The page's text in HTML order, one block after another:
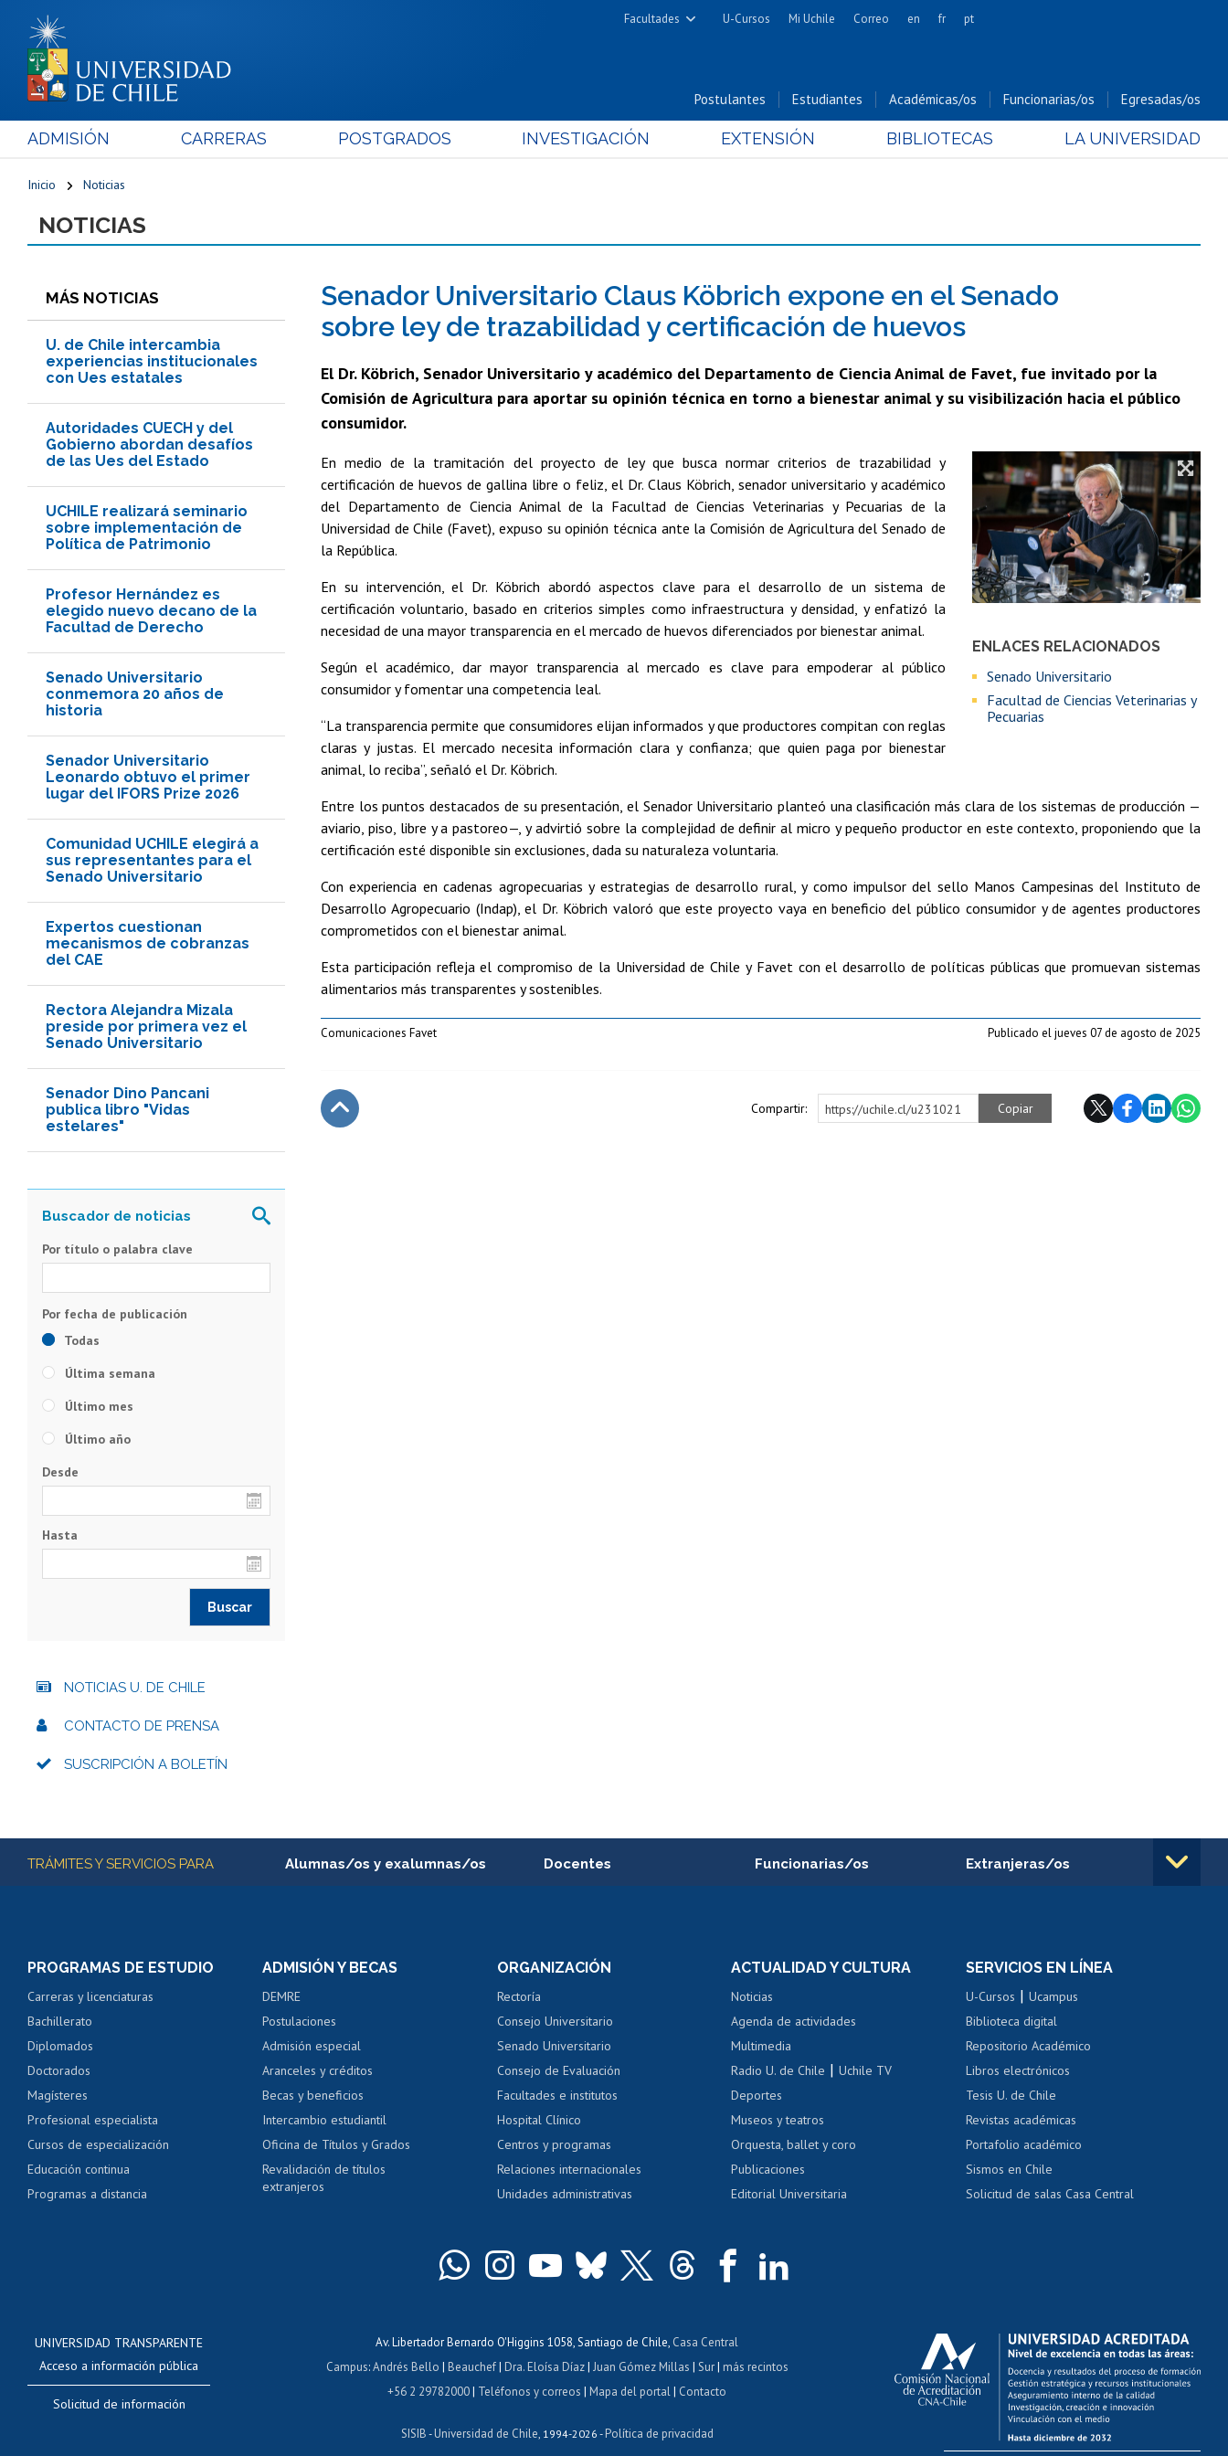
Facultades
Cs. Físicas y Matemáticas
Cs. Forestales y Conservación
Cs. Químicas y Farmacéuticas
Cs. Sociales
Estudios Avanzados en Educación
Estudios Internacionales
Nutrición y Tecnología de
U-Cursos Mi Uchile Correo en fr pt
Postulantes Estudiantes Académicas/os Funcionarias/os Egresadas/os
ADMISIÓN CARRERAS POSTGRADOS INVESTIGACIÓN EXTENSIÓN BIBLIOTECAS LA UNIVERSIDAD
Inicio Noticias
NOTICIAS
MÁS NOTICIAS
U. de Chile intercambia
experiencias institucionales
con Ues estatales
Autoridades CUECH y del
Gobierno abordan desafíos
de las Ues del Estado
UCHILE realizará seminario
sobre implementación de
Política de Patrimonio
Profesor Hernández es
elegido nuevo decano de la
Facultad de Derecho
Senado Universitario
conmemora 20 años de
historia
Senador Universitario
Leonardo obtuvo el primer
lugar del IFORS Prize 2026
Comunidad UCHILE elegirá a
sus representantes para el
Senado Universitario
Expertos cuestionan
mecanismos de cobranzas
del CAE
Rectora Alejandra Mizala
preside por primera vez el
Senado Universitario
Senador Dino Pancani
publica libro "Vidas
estelares"
Senador Universitario Claus Köbrich expone en el Senado
sobre ley de trazabilidad y certificación de huevos
El Dr. Köbrich, Senador Universitario y académico del Departamento de Ciencia Animal de Favet, fue invitado por la
Comisión de Agricultura para aportar su opinión técnica en torno a bienestar animal y su visibilización hacia el público
consumidor.
ENLACES RELACIONADOS
Senado Universitario
Facultad de Ciencias Veterinarias y
Pecuarias
En medio de la tramitación del proyecto de ley que busca normar criterios de trazabilidad y
certificación de huevos de gallina libre o feliz, el Dr. Claus Köbrich, senador universitario y académico
del Departamento de Ciencia Animal de la Facultad de Ciencias Veterinarias y Pecuarias de la
Universidad de Chile (Favet), expuso su opinión técnica ante la Comisión de Agricultura del Senado de
la República.
En su intervención, el Dr. Köbrich abordó aspectos clave para el desarrollo de un sistema de
certificación voluntario, basado en criterios simples como infraestructura y densidad, y enfatizó la
necesidad de una mayor transparencia en el mercado de huevos diferenciados por bienestar animal.
Según el académico, dar mayor transparencia al mercado es clave para empoderar al público
consumidor y fomentar una competencia leal.
“La transparencia permite que consumidores elijan informados y que productores compitan con reglas
claras y justas. El mercado necesita información clara y confianza; que quien paga por bienestar
animal, lo reciba”, señaló el Dr. Köbrich.
Entre los puntos destacados de su presentación, el Senador Universitario planteó una clasificación más clara de los sistemas de producción —
aviario, piso, libre y a pastoreo—, y advirtió sobre la complejidad de definir al micro y pequeño productor en este contexto, proponiendo que la
certificación esté disponible sin exclusiones, dada su naturaleza voluntaria.
Con experiencia en cadenas agropecuarias y estrategias de desarrollo rural, y como impulsor del sello Manos Campesinas del Instituto de
Desarrollo Agropecuario (Indap), el Dr. Köbrich valoró que este proyecto vaya en beneficio del público consumidor y de agentes productores
comprometidos con el bienestar animal.
Esta participación refleja el compromiso de la Universidad de Chile y Favet con el desarrollo de políticas públicas que promuevan sistemas
alimentarios más transparentes y sostenibles.
Comunicaciones Favet Publicado el jueves 07 de agosto de 2025
Compartir: https://uchile.cl/u231021 Copiar
Por título o palabra clave
Todas
Última semana
Último mes
Último año
Desde
Hasta
NOTICIAS U. DE CHILE
CONTACTO DE PRENSA
SUSCRIPCIÓN A BOLETÍN
Más información
TRÁMITES Y SERVICIOS PARA Alumnas/os y exalumnas/os
Servicio médico y dental
Pago de arancel y crédito alumnos
Pago de arancel y crédito exalumnos
Certificado de títulos y grados
Docentes
Perfeccionamiento
Evaluación docente
Calificación académica
Postulación al AUCAI
Funcionarias/os
Portal de movilidad interna
Certificado de renta
Certificado de renta
Extranjeras/os
Cursos de español
Mi Uchile Ayuda tecnológica Tarjeta TUI Acoso laboral, sexual y violencia Denuncias administrativas
PROGRAMAS DE ESTUDIO
Carreras y licenciaturas
Bachillerato
Diplomados
Doctorados
Magísteres
Profesional especialista
Cursos de especialización
Educación continua
Programas a distancia
ADMISIÓN Y BECAS
DEMRE
Postulaciones
Admisión especial
Aranceles y créditos
Becas y beneficios
Intercambio estudiantil
Oficina de Títulos y Grados
Revalidación de títulos
extranjeros
ORGANIZACIÓN
Rectoría
Consejo Universitario
Senado Universitario
Consejo de Evaluación
Facultades e institutos
Hospital Clínico
Centros y programas
Relaciones internacionales
Unidades administrativas
ACTUALIDAD Y CULTURA
Noticias
Agenda de actividades
Multimedia
Radio U. de Chile |Uchile TV
Deportes
Museos y teatros
Orquesta, ballet y coro
Publicaciones
Editorial Universitaria
SERVICIOS EN LÍNEA
U-Cursos |Ucampus
Biblioteca digital
Repositorio Académico
Libros electrónicos
Tesis U. de Chile
Revistas académicas
Portafolio académico
Sismos en Chile
Solicitud de salas Casa Central
UNIVERSIDAD TRANSPARENTE
Acceso a información pública
Solicitud de información
Av. Libertador Bernardo O'Higgins 1058, Santiago de Chile, Casa Central
Campus:Andrés Bello | Beauchef| Dra. Eloísa Díaz| Juan Gómez Millas | Sur| más recintos
+56 2 29782000| Teléfonos y correos |Mapa del portal| Contacto
SISIB -Universidad de Chile , 1994-2026 -Política de privacidad